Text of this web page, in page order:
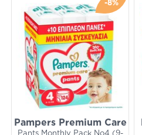
-8%
Pampers Premium Care